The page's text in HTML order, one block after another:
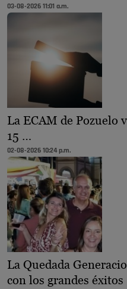
03-08-2026 11:01 a.m.
La ECAM de Pozuelo
15 …
02-08-2026 10:24 p.m.
La Quedada
con los grandes